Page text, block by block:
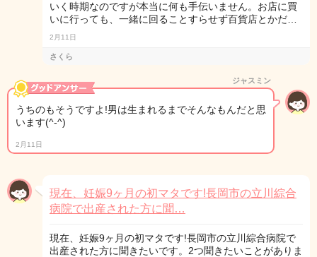
いく時期なのですが本当に何も手伝いません。お店に買
いに行っても、一緒に回ることすらせず百貨店とかだ…
2月11日
さくら
ジャスミン
うちのもそうですよ!男は生まれるまでそんなもんだと思
います(^-^)
2月11日
現在、妊娠9ヶ月の初マタです!長岡市の立川綜合
病院で出産された方に聞…
現在、妊娠9ヶ月の初マタです!長岡市の立川綜合病院で
出産された方に聞きたいです。2つ聞きたいことがありま